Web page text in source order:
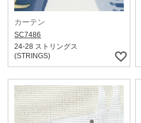
カーテン
SC7486
24-28 ストリングス
(STRINGS)